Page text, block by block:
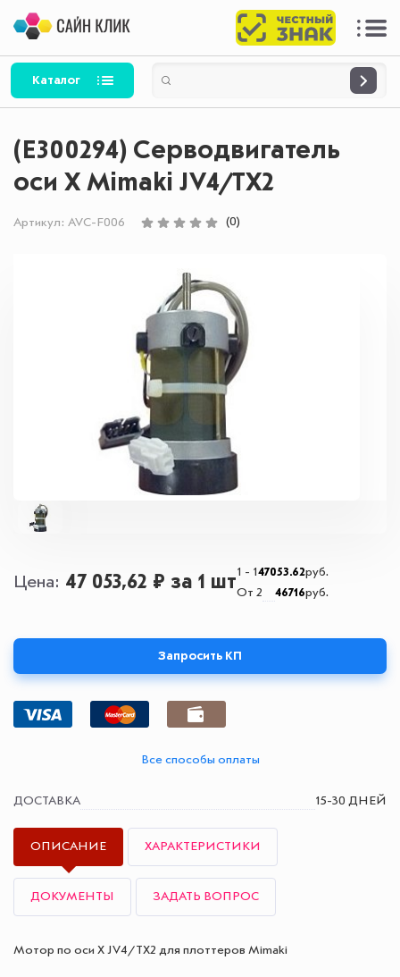
Каталог
(E300294) Серводвигатель
оси X Mimaki JV4/TX2
Артикул: AVC-F006 (0)
Цена 47 053,62 ₽ за 1 шт
1 - 147053.62руб.
От 2
46716руб.
Запросить КП
Все способы оплаты
ДОСТАВКА 15-30 ДНЕЙ
ОПИСАНИЕ ХАРАКТЕРИСТИКИ
ДОКУМЕНТЫ ЗАДАТЬ ВОПРОС
Мотор по оси X JV4/TX2 для плоттеров Mimaki